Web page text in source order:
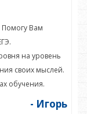
Вам
на уровень
своих мыслей.
обучения.
- Игорь